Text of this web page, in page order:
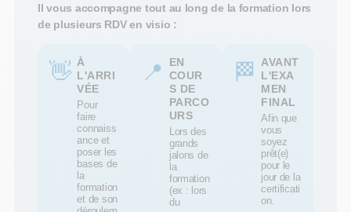
Il vous accompagne tout au long de la formation lors
de plusieurs RDV en visio :
👋 À
L'ARRI
VÉE
Pour
faire
connaiss
ance et
poser les
bases de
la
formation
et de son
📍
EN
COUR
S DE
PARCO
URS
Lors des
grands
jalons de
la
formation
(ex : lors
du
🏁
AVANT
L'EXA
MEN
FINAL
Afin que
vous
soyez
prêt(e)
pour le
jour de la
certificati
on.